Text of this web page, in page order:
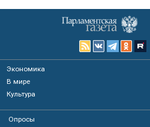
Экономика
В мире
Культура
Опросы